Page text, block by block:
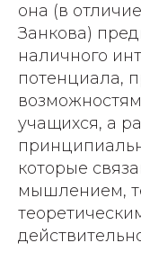
она (в
Занкова)
наличного
потенциала,
учащихся, а
которые
мышлением,